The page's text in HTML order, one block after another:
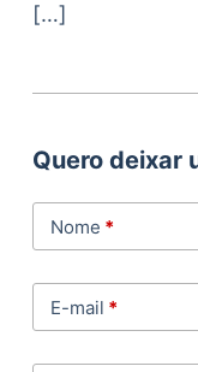
[…]
Quero deixar
Nome *
E-mail *